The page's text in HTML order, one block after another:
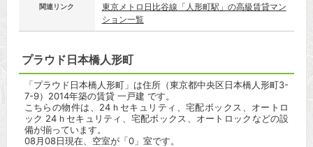
関連リンク
東京メトロ日比谷線「人形町駅」の高級賃貸マン
ション一覧
プラウド日本橋人形町
「プラウド日本橋人形町」は住所（東京都中央区日本橋人形町3-
7-9）2014年築の賃貸 一戸建 です。
こちらの物件は、24ｈセキュリティ、宅配ボックス、オートロ
ック 24ｈセキュリティ、宅配ボックス、オートロックなどの設
備が揃っています。
08月08日現在、空室が「0」室です。